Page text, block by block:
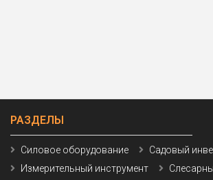
РАЗДЕЛЫ
Силовое оборудование
Садовый
Измерительный инструмент